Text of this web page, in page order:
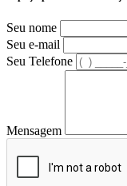
Seu nome
Seu e-mail
Seu Telefone
Mensagem